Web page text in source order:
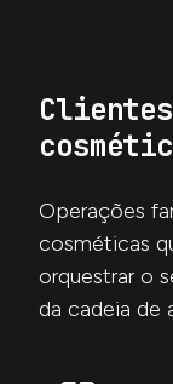
Clientes
Operações
cosméticas
orquestrar o
da cadeia de